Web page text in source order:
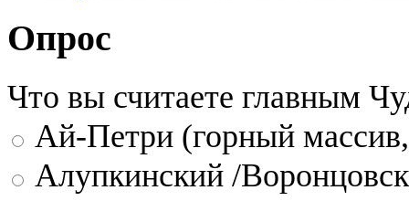
Опрос
Что вы считаете главным
Ай-Петри (горный
Алупкинский /